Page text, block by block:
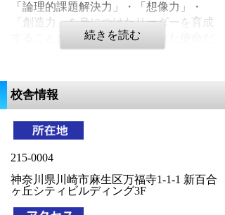
「論理的課題解決力」・「想像力」・
「創造力」を身につけたリーダーを育成
することが四谷大塚に与えられた使命だ
と考えています。 中学受験の成功は、
私たちは、お預かりした大切なお子さま
自ら考え、自ら計画・実行する「前向き
校・大学に進学、さらには社会に出ても
努力を継続する「努力の天才」を育てて
まいります。
四谷大塚新百合ヶ丘校舎は、小田急線
校舎情報
215-0004
神奈川県川崎市麻生区万福寺1-1-1 新百合
ヶ丘シティビルディング3F